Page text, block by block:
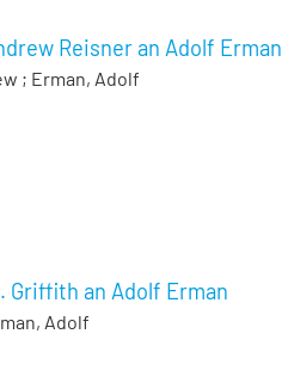
Reisner an Adolf Erman
; Erman, Adolf
Griffith an Adolf Erman
Adolf